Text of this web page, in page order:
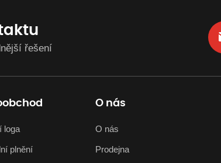
řešení
loga
plnění
O nás
O nás
Prodejna